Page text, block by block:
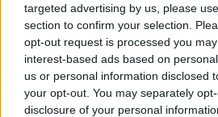
targeted advertising by us, please
section to confirm your selection.
opt-out request is processed you
interest-based ads based on
us or personal information disclosed
your opt-out. You may separately
disclosure of your personal
Cache: on | Queries: 1 | Generation time: 0ms